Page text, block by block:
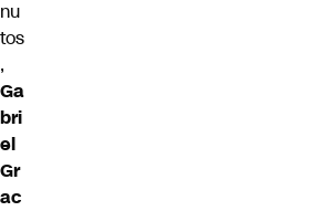
nu
tos
,
Ga
bri
el
Gr
ac